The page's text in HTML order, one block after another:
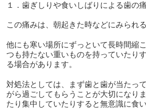
１．歯ぎしりや食いしばりによる歯の
この痛みは、朝起きた時などにみられ
他にも寒い場所にずっといて長時間縮
つも持たない重いものを持っていたり
る場合があります。
対処法としては、まず歯と歯が当たっ
がら過ごしてもらうことが大切になり
たり集中していたりすると無意識に食